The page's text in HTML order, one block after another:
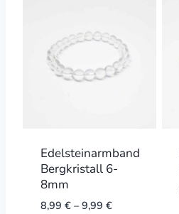
Edelsteinarmband
Bergkristall 6-
8mm
8,99 €–9,99 €